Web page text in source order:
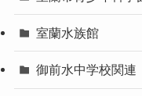
室蘭水族館
御前水中学校関連